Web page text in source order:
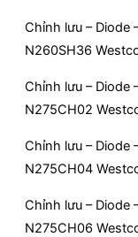
Chỉnh lưu – Diode
N260SH36
Chỉnh lưu – Diode
N275CH02
Chỉnh lưu – Diode
N275CH04
Chỉnh lưu – Diode
N275CH06